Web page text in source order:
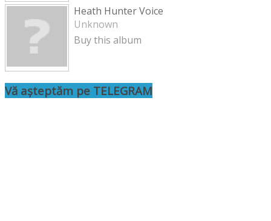
Heath Hunter Voice
Unknown
Buy this album
Vă așteptăm pe TELEGRAM